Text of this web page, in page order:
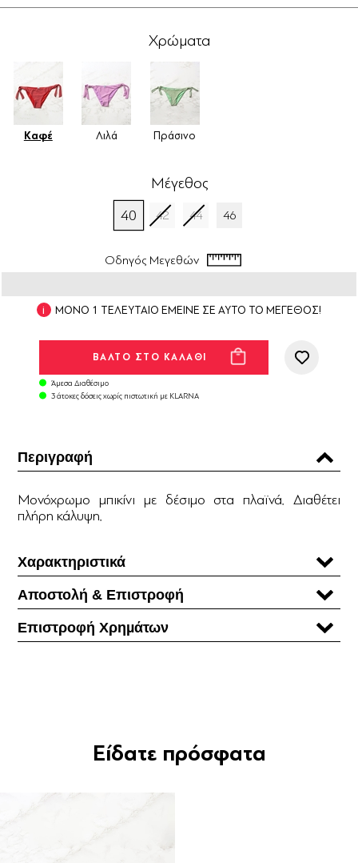
Χρώματα
Καφέ Λιλά Πράσινο
Μέγεθος
40 42 44 46
Οδηγός Μεγεθών
ΜΟΝΟ 1 ΤΕΛΕΥΤΑΙΟ ΕΜΕΙΝΕ ΣΕ ΑΥΤΟ ΤΟ ΜΕΓΕΘΟΣ!
Άμεσα Διαθέσιμο
3 άτοκες δόσεις χωρίς πιστωτική με KLARNA
Περιγραφή
Μονόχρωμο μπικίνι με δέσιμο στα πλαϊνά. Διαθέτει
πλήρη κάλυψη.
Χαρακτηριστικά
Αποστολή & Επιστροφή
Επιστροφή Χρηµάτων
Είδατε πρόσφατα